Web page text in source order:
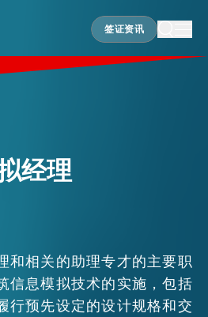
签证资讯
签证资讯
经理
和相关的助理专才的主要职
信息模拟技术的实施，包括
行预先设定的设计规格和交